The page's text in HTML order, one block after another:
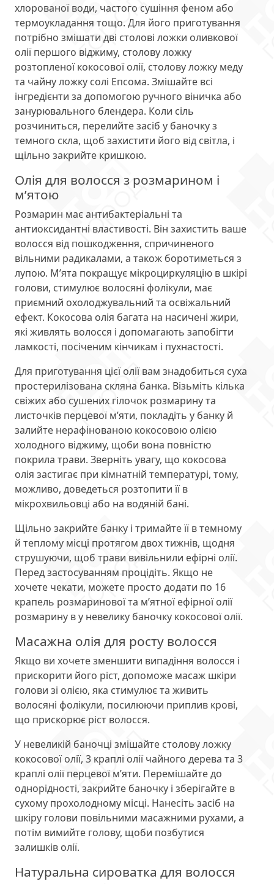
хлорованої води, частого сушіння феном або
термоукладання тощо. Для його приготування
потрібно змішати дві столові ложки оливкової
олії першого віджиму, столову ложку
розтопленої кокосової олії, столову ложку меду
та чайну ложку солі Епсома. Змішайте всі
інгредієнти за допомогою ручного віничка або
занурювального блендера. Коли сіль
розчиниться, перелийте засіб у баночку з
темного скла, щоб захистити його від світла, і
щільно закрийте кришкою.
Олія для волосся з розмарином і
м’ятою
Розмарин має антибактеріальні та
антиоксидантні властивості. Він захистить ваше
волосся від пошкодження, спричиненого
вільними радикалами, а також боротиметься з
лупою. М’ята покращує мікроциркуляцію в шкірі
голови, стимулює волосяні фолікули, має
приємний охолоджувальний та освіжальний
ефект. Кокосова олія багата на насичені жири,
які живлять волосся і допомагають запобігти
ламкості, посіченим кінчикам і пухнастості.
Для приготування цієї олії вам знадобиться суха
простерилізована скляна банка. Візьміть кілька
свіжих або сушених гілочок розмарину та
листочків перцевої м’яти, покладіть у банку й
залийте нерафінованою кокосовою олією
холодного віджиму, щоби вона повністю
покрила трави. Зверніть увагу, що кокосова
олія застигає при кімнатній температурі, тому,
можливо, доведеться розтопити її в
мікрохвильовці або на водяній бані.
Щільно закрийте банку і тримайте її в темному
й теплому місці протягом двох тижнів, щодня
струшуючи, щоб трави вивільнили ефірні олії.
Перед застосуванням процідіть. Якщо не
хочете чекати, можете просто додати по 16
крапель розмаринової та м’ятної ефірної олії
розмарину в у невелику баночку кокосової олії.
Масажна олія для росту волосся
Якщо ви хочете зменшити випадіння волосся і
прискорити його ріст, допоможе масаж шкіри
голови зі олією, яка стимулює та живить
волосяні фолікули, посилюючи приплив крові,
що прискорює ріст волосся.
У невеликій баночці змішайте столову ложку
кокосової олії, 3 краплі олії чайного дерева та 3
краплі олії перцевої м’яти. Перемішайте до
однорідності, закрийте баночку і зберігайте в
сухому прохолодному місці. Нанесіть засіб на
шкіру голови повільними масажними рухами, а
потім вимийте голову, щоби позбутися
залишків олії.
Натуральна сироватка для волосся